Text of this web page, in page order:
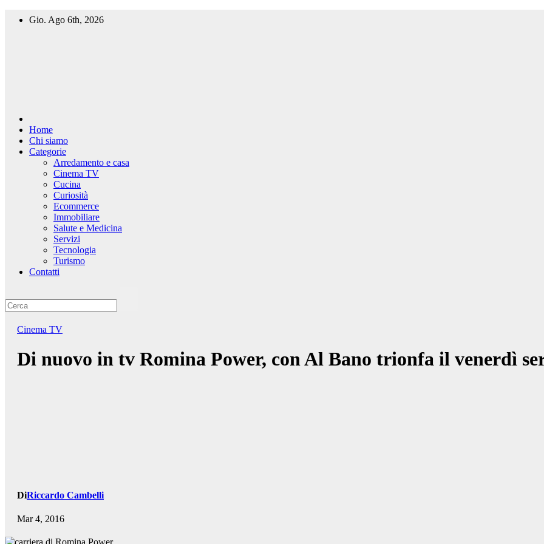
Gio. Ago 6th, 2026
Home
Chi siamo
Categorie
Arredamento e casa
Cinema TV
Cucina
Curiosità
Ecommerce
Immobiliare
Salute e Medicina
Servizi
Tecnologia
Turismo
Contatti
Cinema TV
Di nuovo in tv Romina Power, con Al Bano trionfa il venerdì
DiRiccardo Cambelli
Mar 4, 2016